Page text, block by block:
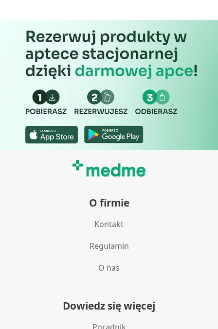
O firmie
Kontakt
Regulamin
O nas
Dowiedz się więcej